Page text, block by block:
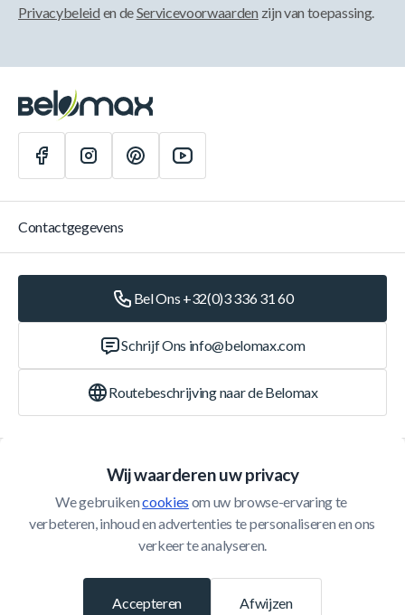
Wij waarderen uw privacy
We gebruiken cookies om uw browse-ervaring te
verbeteren, inhoud en advertenties te personaliseren en ons
verkeer te analyseren.
Afwijzen
Accepteren
Privacybeleid en deServicevoorwaarden zijn van toepassing.
Klantenservice
Contactgegevens
Bel Ons +32(0)3 336 31 60
Schrijf Ons info@belomax.com
Routebeschrijving naar de Belomax